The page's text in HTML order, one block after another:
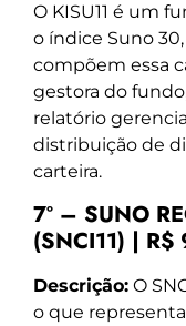
O KISU11 é um
o índice Suno
compõem essa
gestora do
relatório
distribuição de
carteira.
7º – SUNO
(SNCI11) |
Descrição: O
o que representa